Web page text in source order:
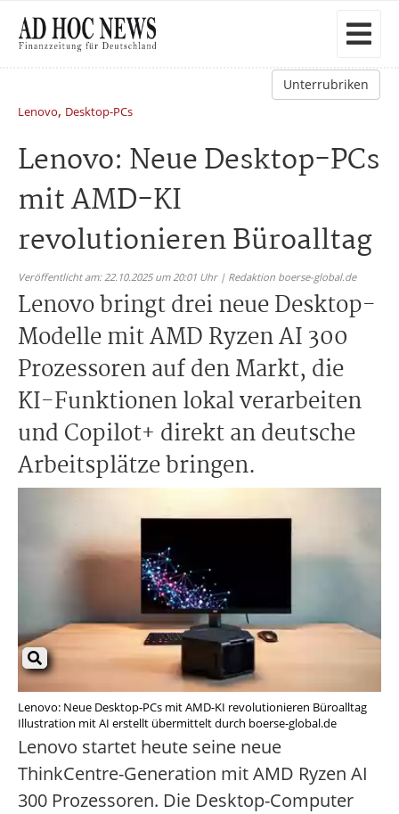
Unterrubriken
Lenovo, Desktop-PCs
Lenovo: Neue Desktop-PCs
mit AMD-KI
revolutionieren Büroalltag
Veröffentlicht am: 22.10.2025 um 20:01 Uhr | Redaktion boerse-global.de
Lenovo bringt drei neue Desktop-
Modelle mit AMD Ryzen AI 300
Prozessoren auf den Markt, die
KI-Funktionen lokal verarbeiten
und Copilot+ direkt an deutsche
Arbeitsplätze bringen.
Lenovo: Neue Desktop-PCs mit AMD-KI revolutionieren Büroalltag
Illustration mit AI erstellt übermittelt durch boerse-global.de
Lenovo startet heute seine neue
ThinkCentre-Generation mit AMD Ryzen AI
300 Prozessoren. Die Desktop-Computer